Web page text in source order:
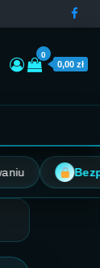
0
0,00 zł